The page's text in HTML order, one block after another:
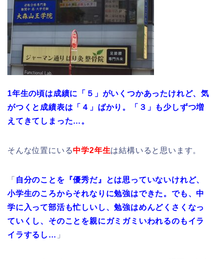
1年生の頃は成績に「５」がいくつかあったけれど、気
がつくと成績表は「４」ばかり。「３」も少しずつ増
えてきてしまった…。
そんな位置にいる中学2年生は結構いると思います。
「 自分のことを『優秀だ』とは思っていないけれど、
小学生のころからそれなりに勉強はできた。でも、中
学に入って部活も忙しいし、勉強はめんどくさくなっ
ていくし、そのことを親にガミガミいわれるのもイラ
イラするし… 」